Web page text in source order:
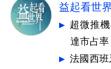
益起看世
超微推
達市占率
法國西